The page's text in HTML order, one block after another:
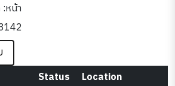
หน้า
Status
Location